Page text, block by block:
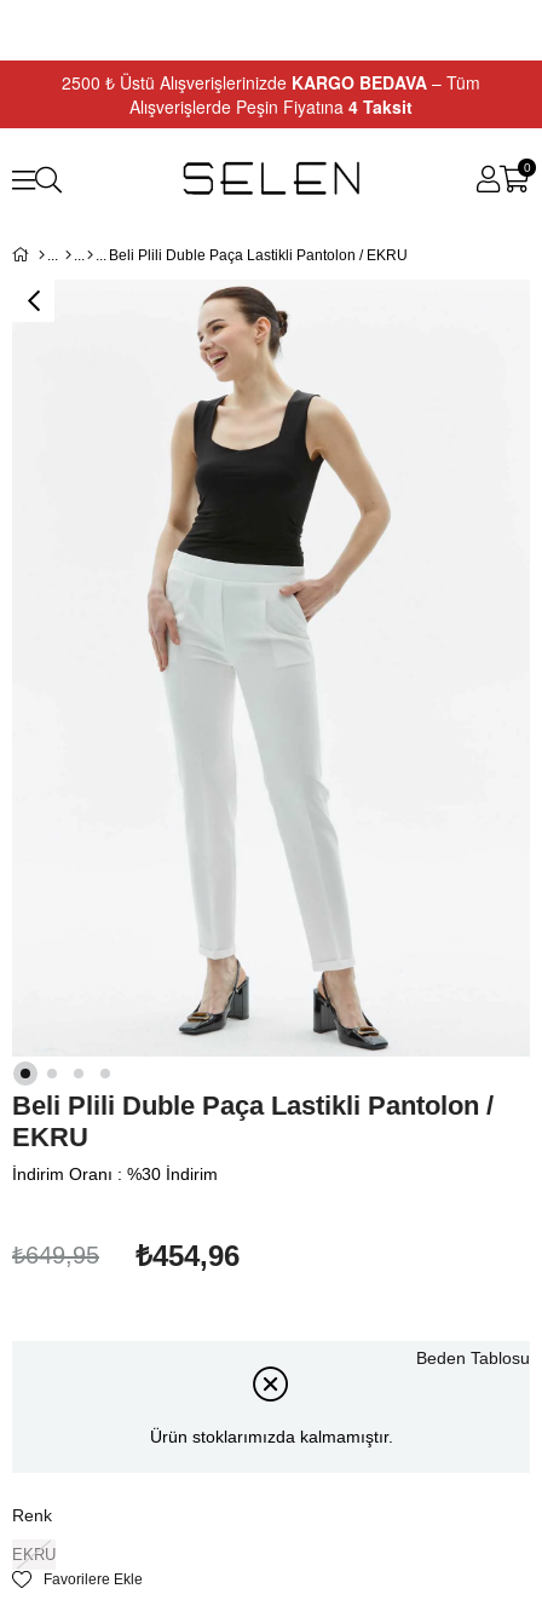
2500 ₺ Üstü Alışverişlerinizde KARGO BEDAVA – Tüm
Alışverişlerde Peşin Fiyatına 4 Taksit
0
Beli Plili Duble Paça Lastikli Pantolon / EKRU
Beli Plili Duble Paça Lastikli Pantolon /
EKRU
İndirim Oranı : %30 İndirim
₺649,95 ₺454,96
Ürün stoklarımızda kalmamıştır.
Beden Tablosu
Renk
EKRU
Favorilere Ekle